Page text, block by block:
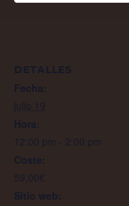
DETALLES
Fecha:
julio 19
Hora:
12:00 pm - 2:00 pm
Coste:
59,00€
Sitio web: